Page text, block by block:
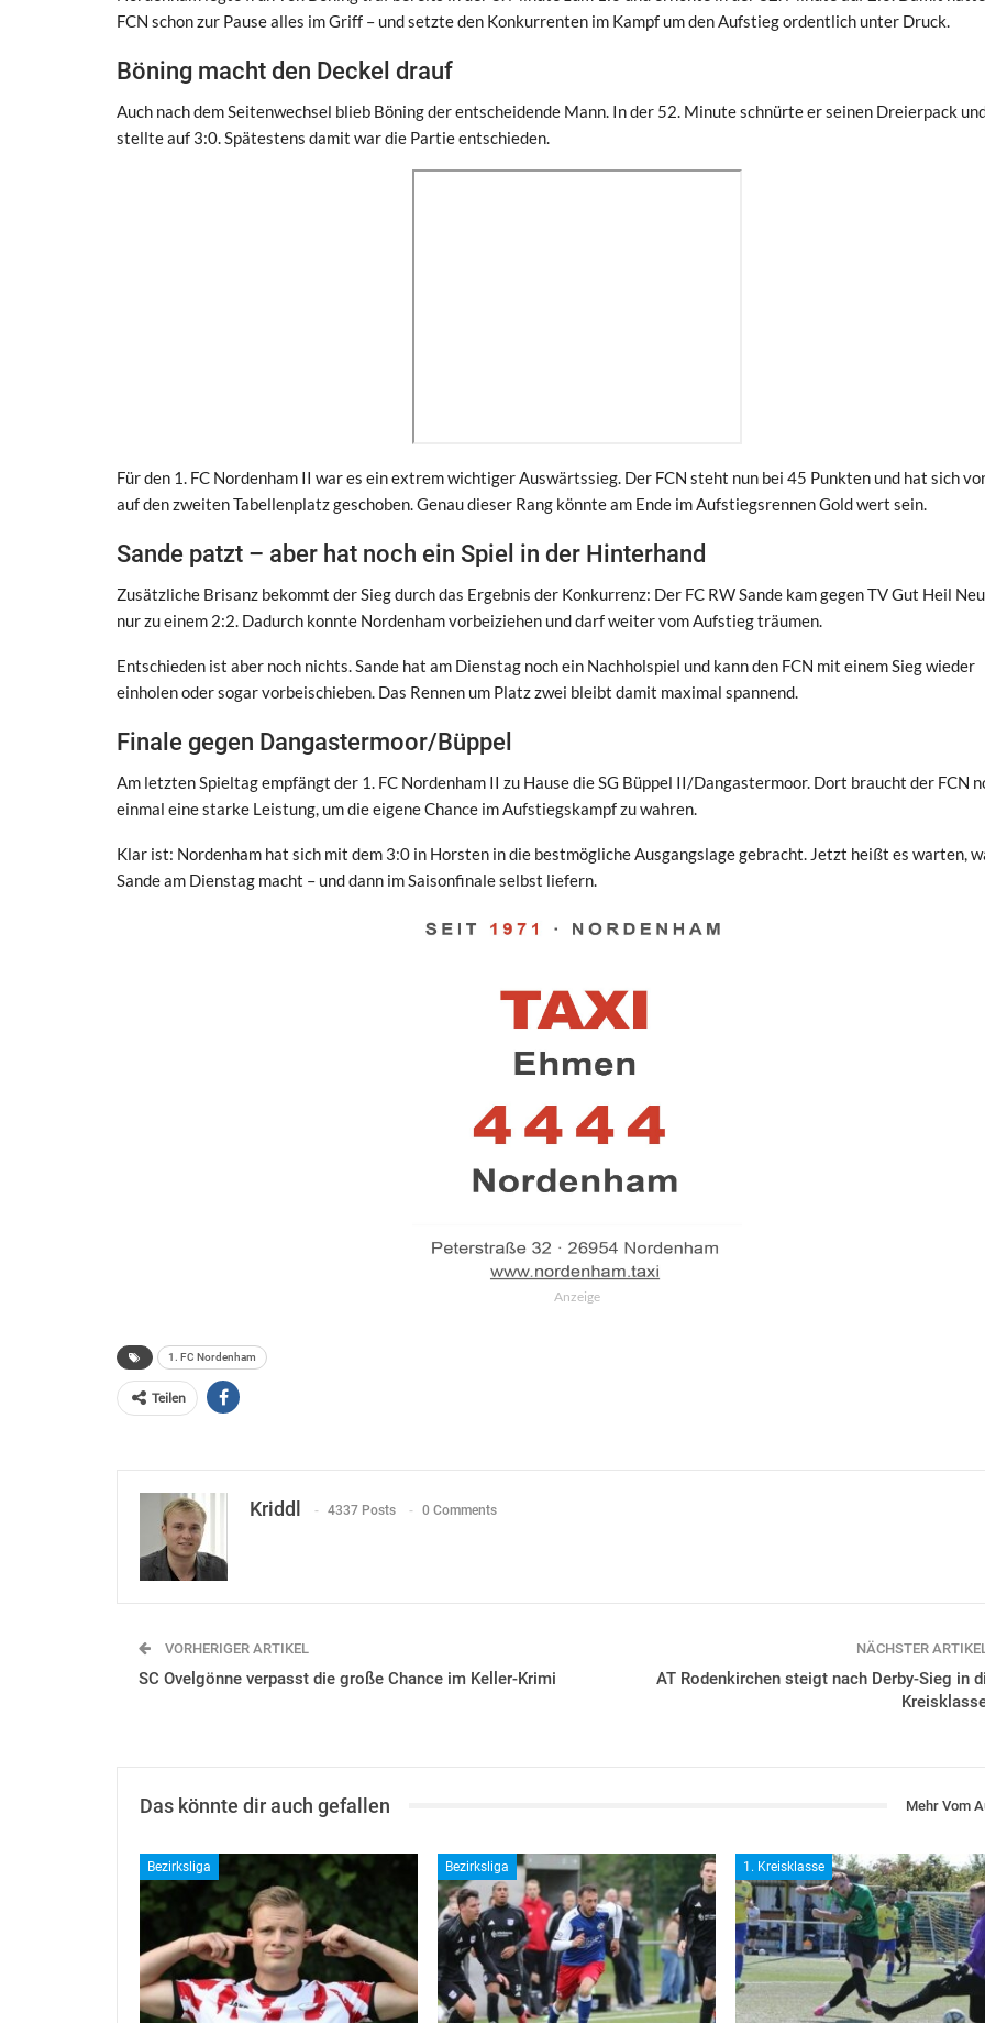
FCN schon zur Pause alles im Griff – und setzte den Konkurrenten im Kampf um den Aufstieg ordentlich unter Druck.
Böning macht den Deckel drauf
Auch nach dem Seitenwechsel blieb Böning der entscheidende Mann. In der 52. Minute schnürte er seinen Dreierpack
stellte auf 3:0. Spätestens damit war die Partie entschieden.
Für den 1. FC Nordenham II war es ein extrem wichtiger Auswärtssieg. Der FCN steht nun bei 45 Punkten und hat sich
auf den zweiten Tabellenplatz geschoben. Genau dieser Rang könnte am Ende im Aufstiegsrennen Gold wert sein.
Sande patzt – aber hat noch ein Spiel in der Hinterhand
Zusätzliche Brisanz bekommt der Sieg durch das Ergebnis der Konkurrenz: Der FC RW Sande kam gegen TV Gut Heil
nur zu einem 2:2. Dadurch konnte Nordenham vorbeiziehen und darf weiter vom Aufstieg träumen.
Entschieden ist aber noch nichts. Sande hat am Dienstag noch ein Nachholspiel und kann den FCN mit einem Sieg wieder
einholen oder sogar vorbeischieben. Das Rennen um Platz zwei bleibt damit maximal spannend.
Finale gegen Dangastermoor/Büppel
Am letzten Spieltag empfängt der 1. FC Nordenham II zu Hause die SG Büppel II/Dangastermoor. Dort braucht der FCN
einmal eine starke Leistung, um die eigene Chance im Aufstiegskampf zu wahren.
Klar ist: Nordenham hat sich mit dem 3:0 in Horsten in die bestmögliche Ausgangslage gebracht. Jetzt heißt es warten,
Sande am Dienstag macht – und dann im Saisonfinale selbst liefern.
Anzeige
1. FC Nordenham
Teilen
Kriddl 4337 Posts 0 Comments
VORHERIGER ARTIKEL
SC Ovelgönne verpasst die große Chance im Keller-Krimi
NÄCHSTER
AT Rodenkirchen steigt nach Derby-Sieg in
Das könnte dir auch gefallen Mehr Vom
Bezirksliga Bezirksliga 1. Kreisklasse